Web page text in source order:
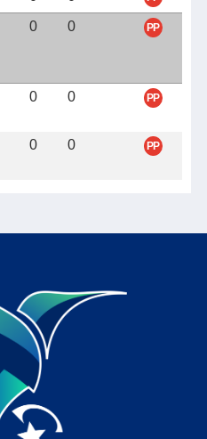
0 0 PP
0 0 PP
0 0 PP